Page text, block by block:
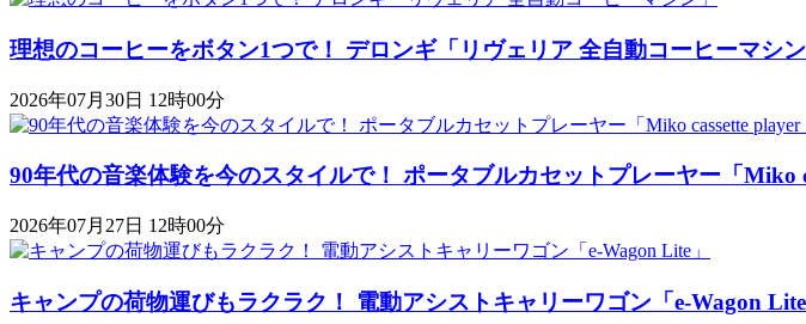
理想のコーヒーをボタン1つで！ デロンギ「リヴェリア 全自動コーヒーマシン
2026年07月30日 12時00分
90年代の音楽体験を今のスタイルで！ ポータブルカセットプレーヤー「Miko
2026年07月27日 12時00分
キャンプの荷物運びもラクラク！ 電動アシストキャリーワゴン「​​e-Wagon Lite